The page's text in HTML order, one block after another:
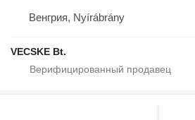
Венгрия, Nyírábrány
VECSKE Bt.